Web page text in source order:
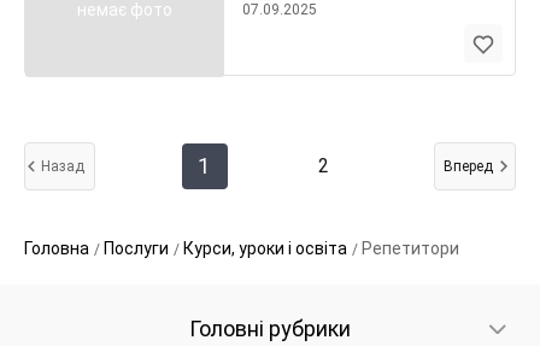
немає фото
07.09.2025
Назад 1 2 Вперед
Головна Послуги Курси, уроки і освіта Репетитори
Головні рубрики